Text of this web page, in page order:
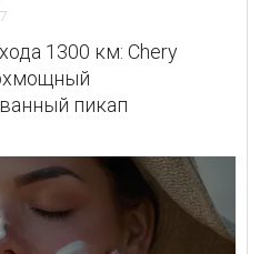
1300 км: Chery
пикап